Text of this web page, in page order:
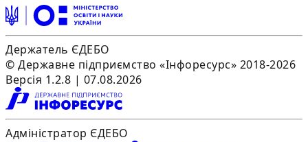
Держатель ЄДЕБО
© Державне підприємство «Інфоресурс» 2018-2026
Версія 1.2.8 | 07.08.2026
Адміністратор ЄДЕБО